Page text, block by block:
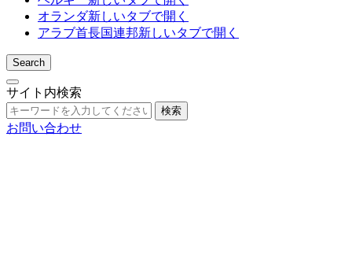
オランダ新しいタブで開く
アラブ首長国連邦新しいタブで開く
Search
サイト内検索
検索
お問い合わせ